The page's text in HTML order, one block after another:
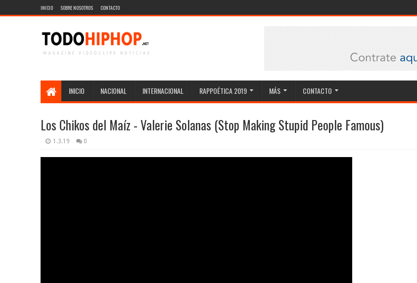
INICIO SOBRE NOSOTROS CONTACTO
INICIO NACIONAL INTERNACIONAL RAPPOÉTICA 2019 MÁS CONTACTO
Los Chikos del Maíz - Valerie Solanas (Stop Making Stupid People Famous)
1.3.19 0